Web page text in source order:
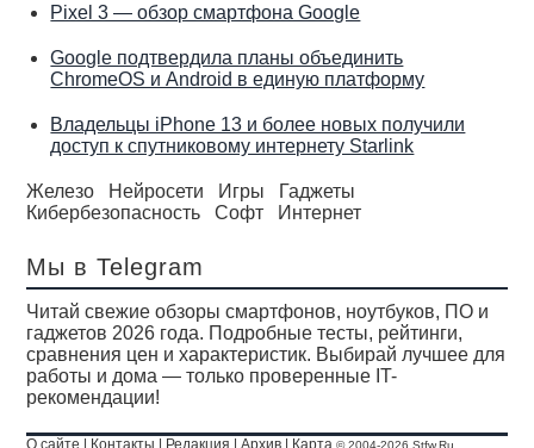
Pixel 3 — обзор смартфона Google
Google подтвердила планы объединить
ChromeOS и Android в единую платформу
Владельцы iPhone 13 и более новых получили
доступ к спутниковому интернету Starlink
Железо Нейросети Игры
Гаджеты
Кибербезопасность
Софт Интернет
Мы в Telegram
Читай свежие обзоры смартфонов, ноутбуков, ПО и
гаджетов 2026 года. Подробные тесты, рейтинги,
сравнения цен и характеристик. Выбирай лучшее для
работы и дома — только проверенные IT-
рекомендации!
О сайте | Контакты | Редакция |Архив | Карта © 2004-2026 Stfw.Ru